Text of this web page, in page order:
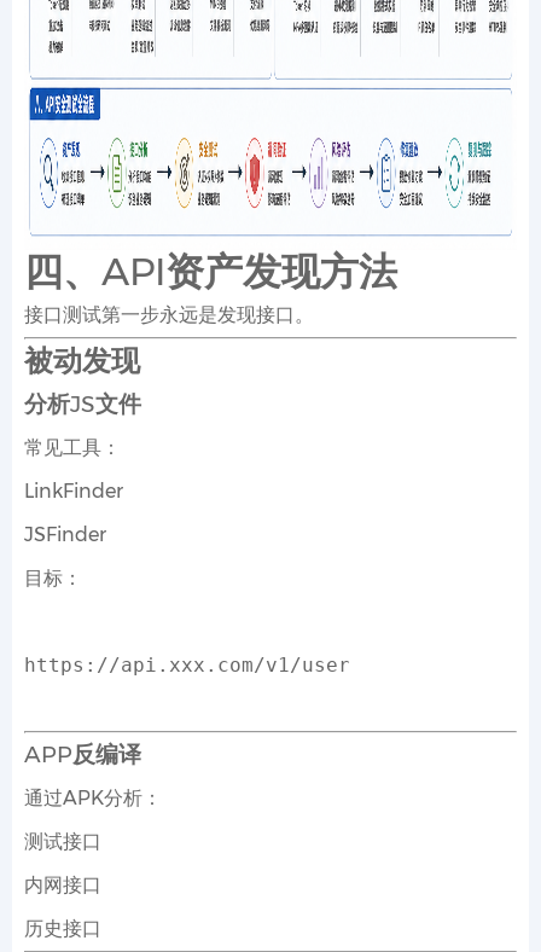
四、API资产发现方法
接口测试第一步永远是发现接口。
被动发现
分析JS文件
常见工具：
LinkFinder
JSFinder
目标：
https : //api.xxx.com/v1/user
APP反编译
通过APK分析：
测试接口
内网接口
历史接口